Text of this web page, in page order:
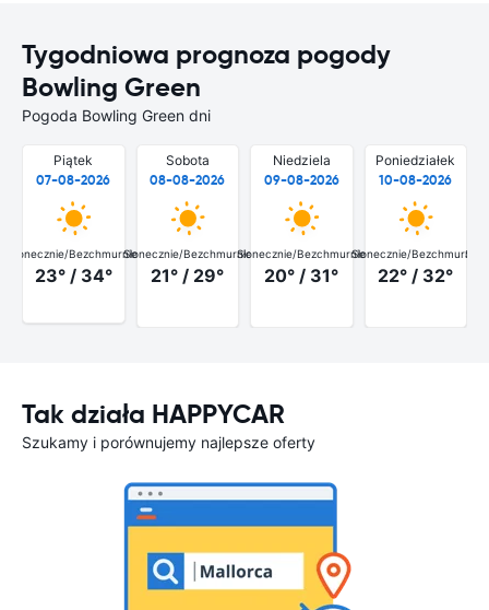
Tygodniowa prognoza pogody
Bowling Green
Pogoda Bowling Green dni
Piątek
07-08-2026
Słonecznie/Bezchmurnie
23° / 34°
Sobota
08-08-2026
Słonecznie/Bezchmurnie
21° / 29°
Niedziela
09-08-2026
Słonecznie/Bezchmurnie
20° / 31°
Poniedziałek
10-08-2026
Słonecznie/Bezchmurnie
22° / 32°
Tak działa HAPPYCAR
Szukamy i porównujemy najlepsze oferty